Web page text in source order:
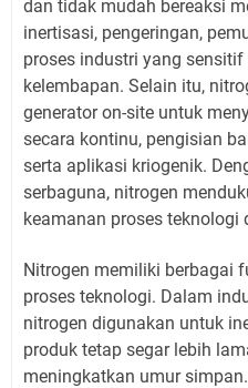
dan tidak mudah bereaksi
inertisasi, pengeringan,
proses industri yang
kelembapan. Selain itu,
generator on-site untuk
secara kontinu, pengisian
serta aplikasi kriogenik.
serbaguna, nitrogen
keamanan proses teknologi
Nitrogen memiliki berbagai
proses teknologi. Dalam
nitrogen digunakan untuk
produk tetap segar lebih
meningkatkan umur